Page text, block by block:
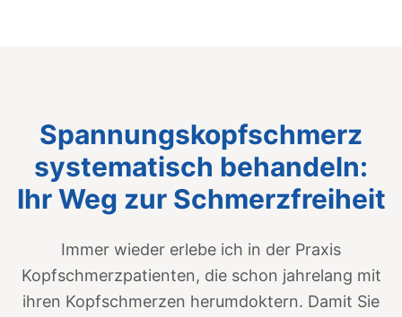
Spannungskopfschmerz
systematisch behandeln:
Ihr Weg zur Schmerzfreiheit
Immer wieder erlebe ich in der Praxis
Kopfschmerzpatienten, die schon jahrelang mit
ihren Kopfschmerzen herumdoktern. Damit Sie